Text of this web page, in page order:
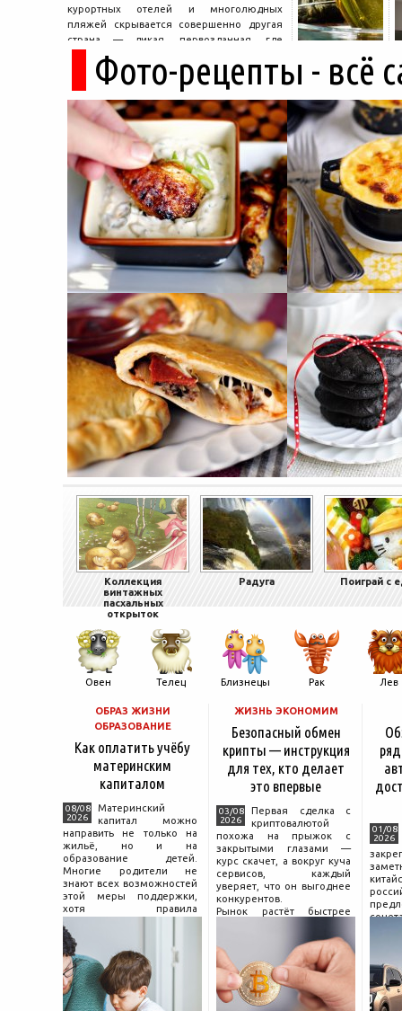
курортных отелей и многолюдных
пляжей скрывается совершенно другая
страна — дикая, первозданная, где
древние руины дремлют в тени кедров, а
горные дороги ведут к местам, о которых
не расскажет ни один автобусный гид....
Фото-рецепты - всё
Коллекция
винтажных
пасхальных
открыток
Радуга Поиграй с
Овен Телец Близнецы Рак Лев
ОБРАЗ ЖИЗНИ
ОБРАЗОВАНИЕ
Как оплатить учёбу
материнским
капиталом
08/08
2026
Материнский
капитал можно
направить не только на
жильё, но и на
образование детей.
Многие родители не
знают всех возможностей
этой меры поддержки,
хотя правила
учёбу довольно понятны,
если разобраться в них
заранее и подготовить
ЖИЗНЬ ЭКОНОМИМ
Безопасный обмен
крипты — инструкция
для тех, кто делает
это впервые
03/08
2026
Первая сделка с
криптовалютой
похожа на прыжок с
закрытыми глазами —
курс скачет, а вокруг куча
сервисов, каждый
уверяет, что он выгоднее
конкурентов.
Рынок растёт быстрее
поведения на нём.
Петербургские
криптообменники,
московские
01/08
2026